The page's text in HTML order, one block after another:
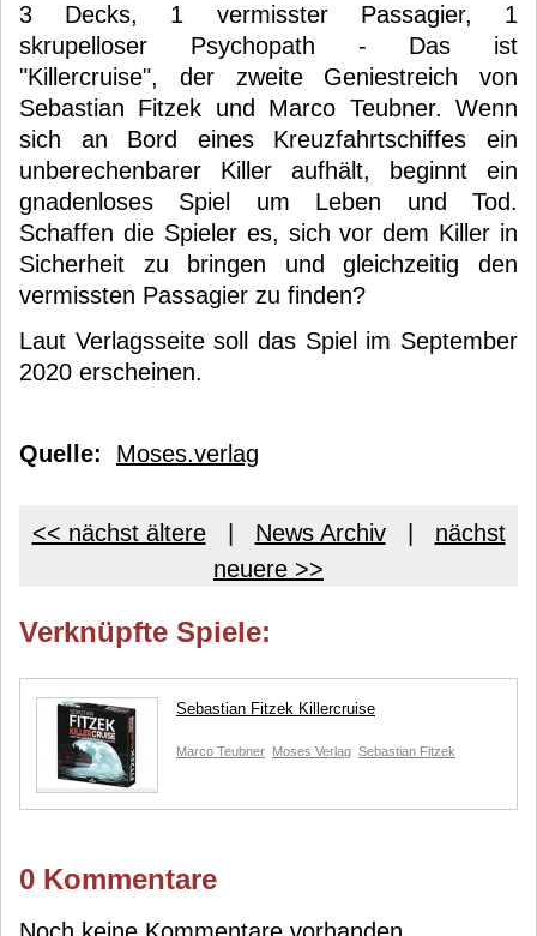
3 Decks, 1 vermisster Passagier, 1
skrupelloser Psychopath - Das ist
"Killercruise", der zweite Geniestreich von
Sebastian Fitzek und Marco Teubner. Wenn
sich an Bord eines Kreuzfahrtschiffes ein
unberechenbarer Killer aufhält, beginnt ein
gnadenloses Spiel um Leben und Tod.
Schaffen die Spieler es, sich vor dem Killer in
Sicherheit zu bringen und gleichzeitig den
vermissten Passagier zu finden?
Laut Verlagsseite soll das Spiel im September
2020 erscheinen.
Quelle: Moses.verlag
<< nächst ältere| News Archiv| nächst
neuere >>
Verknüpfte Spiele:
Sebastian Fitzek Killercruise
Marco Teubner Moses Verlag Sebastian Fitzek
0 Kommentare